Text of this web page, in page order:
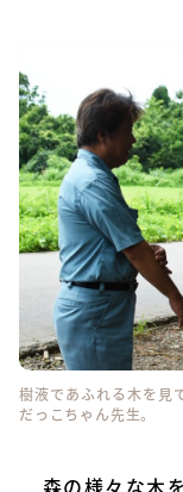
樹液であふれる木を見
だっこちゃん先生。
森の様々な木